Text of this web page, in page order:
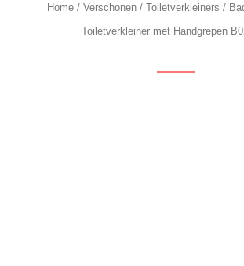
Home / Verschonen / Toiletverkleiners /
Toiletverkleiner met Handgrepen